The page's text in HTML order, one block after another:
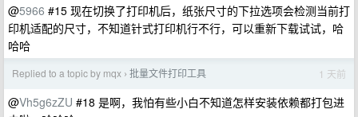
@5966 #15 现在切换了打印机后，纸张尺寸的下拉选项会检测当前打
印机适配的尺寸，不知道针式打印机行不行，可以重新下载试试，哈
哈哈
Replied to a topic by mqx › 批量文件打印工具 1 天前
@Vh5g6zZU #18 是啊，我怕有些小白不知道怎样安装依赖都打包进